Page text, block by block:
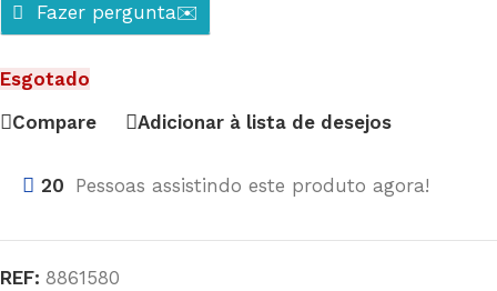
Fazer pergunta✉️
Esgotado
Compare
Adicionar à lista de desejos
20 Pessoas assistindo este produto agora!
REF: 8861580